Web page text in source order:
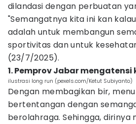
dilandasi dengan perbuatan
"Semangatnya kita ini kan
adalah untuk membangun
sportivitas dan untuk
(23/7/2025).
1. Pemprov Jabar mengatensi
ilustrasi long run (pexels.com/Ketut Subiyanto)
Dengan membagikan bir,
bertentangan dengan
berolahraga. Sehingga, dirinya